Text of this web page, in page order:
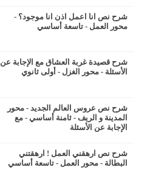
شرح نص انا اعمل اذن انا موجود؟ -
محور العمل - تاسعة أساسي
شرح قصيدة غربة العشاق مع الإجابة عن
الأسئلة - محور الغزل - أولى ثانوي
شرح نص عروس العالم الجديد - محور
المدينة و الريف - ثامنة أساسي - مع
الإجابة عن الأسئلة
شرح نص ارهقني العمل ! ارهقتني
البطالة - محور العمل - تاسعة أساسي